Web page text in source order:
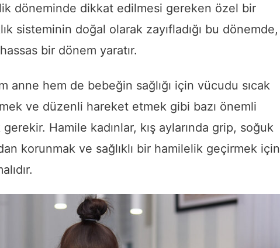
döneminde dikkat edilmesi gereken özel bir
sisteminin doğal olarak zayıfladığı bu dönemde,
bir dönem yaratır.
anne hem de bebeğin sağlığı için vücudu sıcak
ve düzenli hareket etmek gibi bazı önemli
Hamile kadınlar, kış aylarında grip, soğuk
korunmak ve sağlıklı bir hamilelik geçirmek için